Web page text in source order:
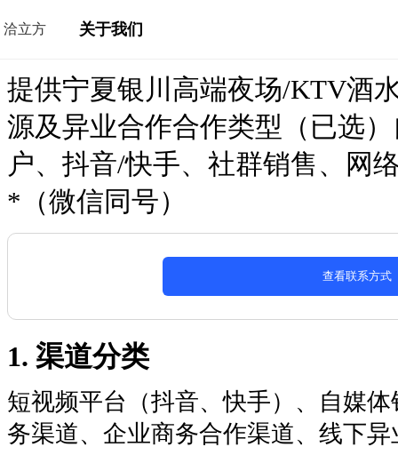
洽立方 关于我们
提供宁夏银川高端夜场/KTV酒
源及异业合作合作类型（已选
户、抖音/快手、社群销售、网
*（微信同号）
查看联系方式
1. 渠道分类
短视频平台（抖音、快手）、自媒
务渠道、企业商务合作渠道、线下